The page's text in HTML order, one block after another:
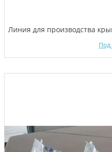
Линия для производства
Под